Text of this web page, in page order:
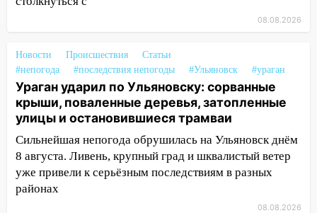
14:16 Шторм продолжает ломать город:
14:14
Студента из Ульяновска обманули
мошенники под видом преподавателя
14:12 Куда жаловаться ульяновцам на
упавшее дерево или затопленную улицу
после непогоды
13:59 В Новом городе ураганным
ветром сорвало опалубку со
строящегося дома
08.08.2026
Новости Происшествия
Статьи
#непогода
#последствия непогоды #Ульяновск #ураган
Ураган ударил по Ульяновску: сорванные
крыши, поваленные деревья, затопленные
улицы и остановившиеся трамваи
Сильнейшая непогода обрушилась на Ульяновск днём
8 августа. Ливень, крупный град и шквалистый ветер
уже привели к серьёзным последствиям в разных
районах
08.08.2026